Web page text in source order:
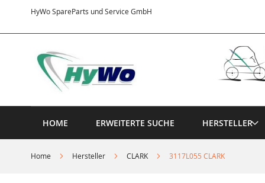
HyWo SpareParts und Service GmbH
Inhalt
HOME ERWEITERTE SUCHE HERSTELLER
Home Hersteller CLARK 3117L055 CLARK